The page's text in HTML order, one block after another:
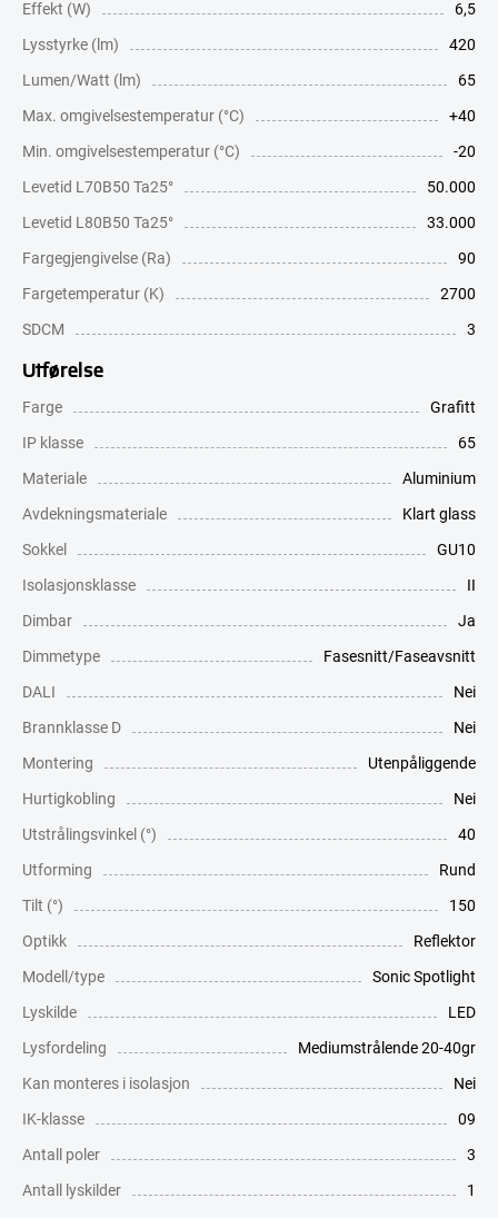
Effekt (W)
6,5
Lysstyrke (lm)
420
Lumen/Watt (lm)
65
Max. omgivelsestemperatur (°C)
+40
Min. omgivelsestemperatur (°C)
-20
Levetid L70B50 Ta25°
50.000
Levetid L80B50 Ta25°
33.000
Fargegjengivelse (Ra)
90
Fargetemperatur (K)
2700
SDCM
3
Utførelse
Farge
Grafitt
IP klasse
65
Materiale
Aluminium
Avdekningsmateriale
Klart glass
Sokkel
GU10
Isolasjonsklasse
II
Dimbar
Ja
Dimmetype
Fasesnitt/Faseavsnitt
DALI
Nei
Brannklasse D
Nei
Montering
Utenpåliggende
Hurtigkobling
Nei
Utstrålingsvinkel (°)
40
Utforming
Rund
Tilt (°)
150
Optikk
Reflektor
Modell/type
Sonic Spotlight
Lyskilde
LED
Lysfordeling
Mediumstrålende 20-40gr
Kan monteres i isolasjon
Nei
IK-klasse
09
Antall poler
3
Antall lyskilder
1